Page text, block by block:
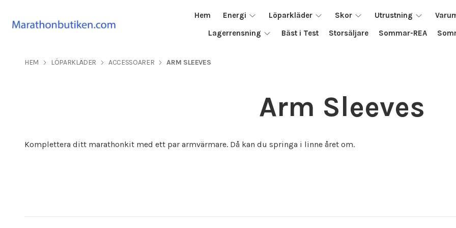
Hem Energi Löparkläder Skor Utrustning
Lagerrensning
Bäst i Test Storsäljare Sommar-REA
HEM LÖPARKLÄDER ACCESSOARER ARM SLEEVES
Arm Sleeves
Komplettera ditt marathonkit med ett par armvärmare. Då kan du springa i linne året om.